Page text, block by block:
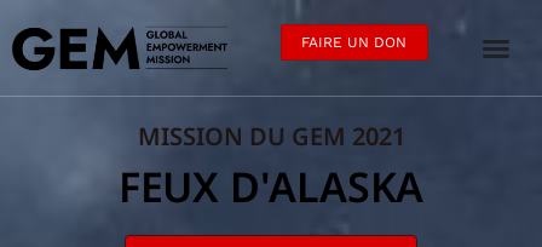
FAIRE UN DON
MISSION DU GEM 2021
FEUX D'ALASKA